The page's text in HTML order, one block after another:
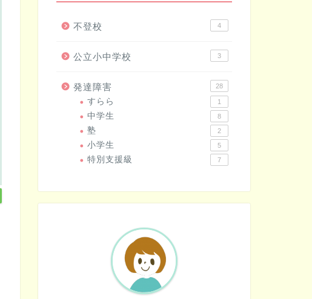
不登校 4
公立小中学校 3
発達障害 28
すらら 1
中学生 8
塾 2
小学生 5
特別支援級 7